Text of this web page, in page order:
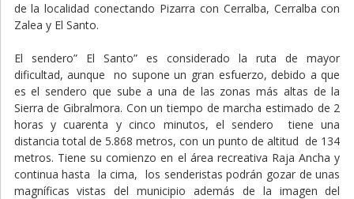
de la localidad conectando Pizarra con Cerralba, Cerralba con
Zalea y El Santo.
El sendero” El Santo” es considerado la ruta de mayor
dificultad, aunque no supone un gran esfuerzo, debido a que
es el sendero que sube a una de las zonas más altas de la
Sierra de Gibralmora. Con un tiempo de marcha estimado de 2
horas y cuarenta y cinco minutos, el sendero tiene una
distancia total de 5.868 metros, con un punto de altitud de 134
metros. Tiene su comienzo en el área recreativa Raja Ancha y
continua hasta la cima, los senderistas podrán gozar de unas
magníficas vistas del municipio además de la imagen del